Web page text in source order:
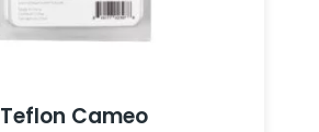
Teflon Cameo